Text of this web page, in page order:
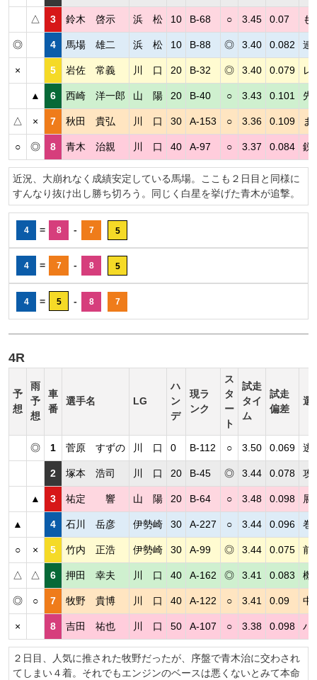
△ 3 鈴木 啓示 浜 松 10 B-68 ○ 3.45 0.07 も
◎ 4 馬場 雄二 浜 松 10 B-88 ◎ 3.40 0.082 連
× 5 岩佐 常義 川 口 20 B-32 ◎ 3.40 0.079 レ
▲ 6 西崎 洋一郎 山 陽 20 B-40 ○ 3.43 0.101 先
△ × 7 秋田 貴弘 川 口 30 A-153 ○ 3.36 0.109 ま
○ ◎ 8 青木 治親 川 口 40 A-97 ○ 3.37 0.084 鋭
近況、大崩れなく成績安定している馬場。ここも２日目と同様に
すんなり抜け出し勝ち切ろう。同じく白星を挙げた青木が追撃。
4 = 8 - 7 5
4 = 7 - 8 5
4 = 5 - 8 7
4R
予
想
雨
予
想
車
番
選手名 LG
ハ
ン
デ
現ラ
ンク
ス
タ
ー
ト
試走
タイ
ム
試走
偏差
選
◎ 1 菅原 すずの 川 口 0 B-112 ○ 3.50 0.069 逃
2 塚本 浩司 川 口 20 B-45 ◎ 3.44 0.078 攻
▲ 3 祐定 響 山 陽 20 B-64 ○ 3.48 0.098 展
▲ 4 石川 岳彦 伊勢崎 30 A-227 ○ 3.44 0.096 巻
○ × 5 竹内 正浩 伊勢崎 30 A-99 ◎ 3.44 0.075 前
△ △ 6 押田 幸夫 川 口 40 A-162 ◎ 3.41 0.083 機
◎ ○ 7 牧野 貴博 川 口 40 A-122 ○ 3.41 0.09 中
× 8 吉田 祐也 川 口 50 A-107 ○ 3.38 0.098 パ
２日目、人気に推された牧野だったが、序盤で青木治に交わされ
てしまい４着。それでもエンジンのベースは悪くないとみて本命